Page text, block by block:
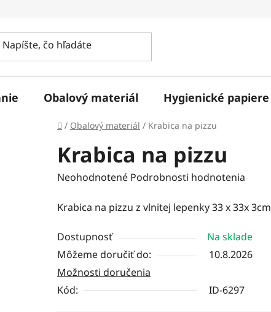
Obalový materiál Hygienické papiere
Domov
/ Obalový materiál / Krabica na pizzu
Krabica na pizzu
Priemerné
produktu
0,0
z
5
hviezdičiek.
Neohodnotené Podrobnosti hodnotenia
Krabica na pizzu z vlnitej lepenky 33 x 33x
Dostupnosť
Na sklade
Môžeme doručiť do:
10.8.2026
Možnosti doručenia
Kód:
ID-6297